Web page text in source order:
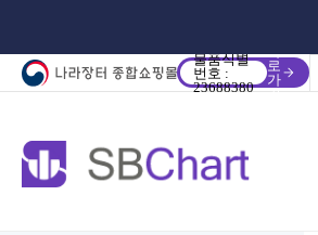
물품식별
번호 :
23688380
바
로
가
기